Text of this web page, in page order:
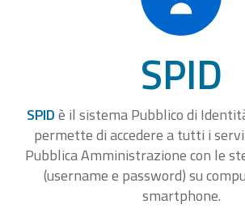
SPID
SPIDè il sistema Pubblico di
permette di accedere a tutti i
Pubblica Amministrazione con le
(username e password) su
smartphone.